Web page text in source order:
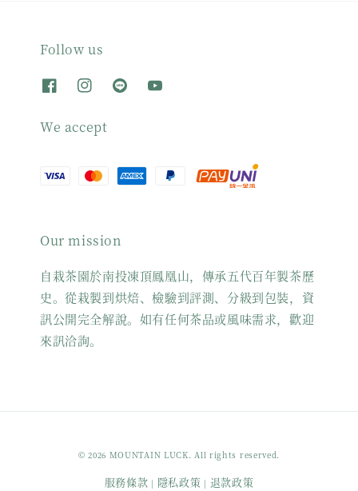
Follow us
We accept
Our mission
自栽茶園於南投凍頂鳳凰山，傳承五代百年製茶歷
史。從栽製到烘焙、檢驗到評測、分級到包裝，資
訊公開完全解說。如有任何茶品或風味需求，歡迎
來訊洽詢。
© 2026 MOUNTAIN LUCK. All rights reserved.
服務條款 | 隱私政策 | 退款政策